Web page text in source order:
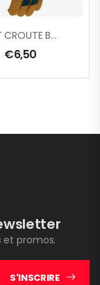
GANT CROUTE BOVIN / DOS TOILE
€6,50
et promos.
S'INSCRIRE